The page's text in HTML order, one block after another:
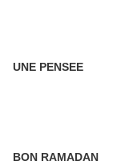
UNE PENSEE
BON RAMADAN